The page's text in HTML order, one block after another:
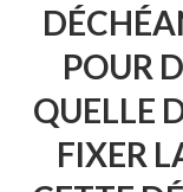
POUR
QUELLE
FIXER